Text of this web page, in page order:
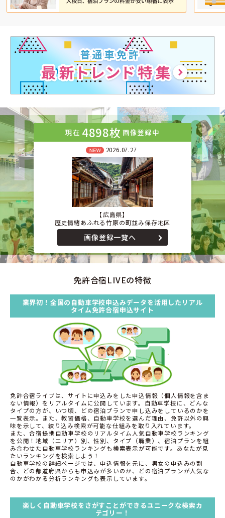
現在 4898枚 画像登録中
2026.07.27
広島県
歴史情緒あふれる竹原の町並み保存地区
画像登録一覧へ
免許合宿LIVEの特徴
業界初！全国の自動車学校申込みデータを活用したリアル
タイム免許合宿申込サイト
免許合宿ライブは、サイトに申込みをした申込情報（個人情報を含ま
ない情報）をリアルタイムに公開しています。自動車学校に、どんな
タイプの方が、いつ頃、どの宿泊プランで申し込みをしているのかを
一覧表示。また、教習価格、自動車学校を選んだ理由、免許以外の興
味を示して、絞り込み検索が可能な仕組みを取り入れています。
また、合宿提携自動車学校のリアルタイム人気自動車学校ランキング
を公開！地域（エリア）別、性別、タイプ（職業）、宿泊プランを組
み合わせた自動車学校ランキングも検索表示が可能です。あなたが見
たいランキングを検索しよう！
自動車学校の詳細ページでは、申込情報を元に、男女の申込みの割
合、どの都道府県からも申込みが多いのか、どの宿泊プランが人気な
のかがわかる分析ランキングも表示しています。
楽しく自動車学校をさがすことができるユニークな検索カ
テゴリー！